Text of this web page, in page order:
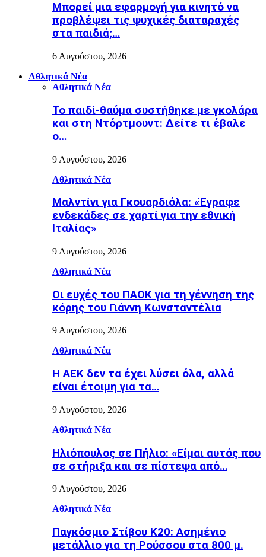
Μπορεί μια εφαρμογή για κινητό να
προβλέψει τις ψυχικές διαταραχές
στα παιδιά;…
6 Αυγούστου, 2026
Αθλητικά Νέα
Αθλητικά Νέα
Το παιδί-θαύμα συστήθηκε με γκολάρα
και στη Ντόρτμουντ: Δείτε τι έβαλε
ο…
9 Αυγούστου, 2026
Αθλητικά Νέα
Μαλντίνι για Γκουαρδιόλα: «Έγραφε
ενδεκάδες σε χαρτί για την εθνική
Ιταλίας»
9 Αυγούστου, 2026
Αθλητικά Νέα
Οι ευχές του ΠΑΟΚ για τη γέννηση της
κόρης του Γιάννη Κωνσταντέλια
9 Αυγούστου, 2026
Αθλητικά Νέα
Η ΑΕΚ δεν τα έχει λύσει όλα, αλλά
είναι έτοιμη για τα…
9 Αυγούστου, 2026
Αθλητικά Νέα
Ηλιόπουλος σε Πήλιο: «Είμαι αυτός που
σε στήριξα και σε πίστεψα από…
9 Αυγούστου, 2026
Αθλητικά Νέα
Παγκόσμιο Στίβου Κ20: Ασημένιο
μετάλλιο για τη Ρούσσου στα 800 μ.